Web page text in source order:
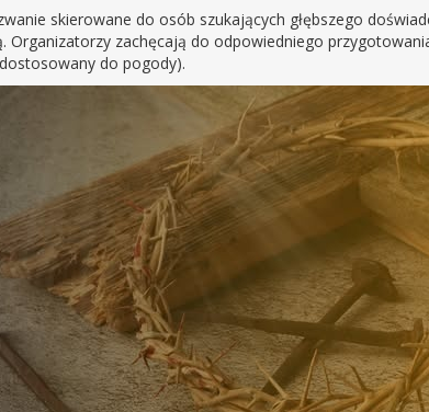
skierowane do osób szukających głębszego
Organizatorzy zachęcają do odpowiedniego
do pogody).